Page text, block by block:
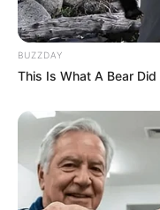
BUZZDAY
This Is What A Bear